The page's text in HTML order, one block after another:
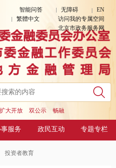
智能问答 无障碍
EN
繁體中文
访问我的专属空间
北京市政务服务网
扩大开放 双公示 畅融
事服务 政民互动 专题专栏
投资者教育